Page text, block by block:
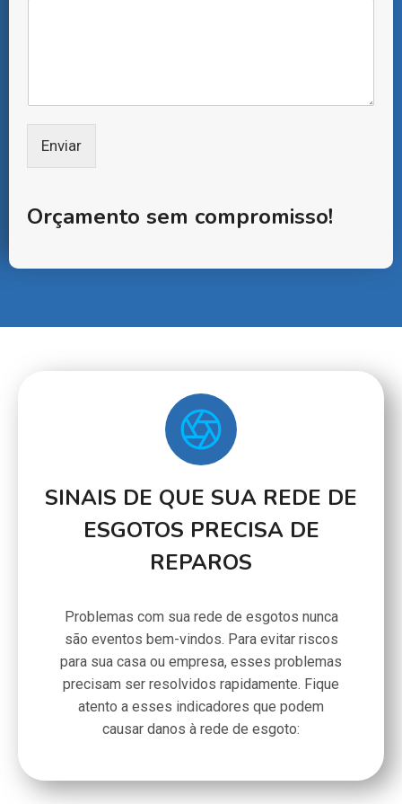
Enviar
Orçamento sem compromisso!
SINAIS DE QUE SUA REDE DE
ESGOTOS PRECISA DE
REPAROS
Problemas com sua rede de esgotos nunca
são eventos bem-vindos. Para evitar riscos
para sua casa ou empresa, esses problemas
precisam ser resolvidos rapidamente. Fique
atento a esses indicadores que podem
causar danos à rede de esgoto: